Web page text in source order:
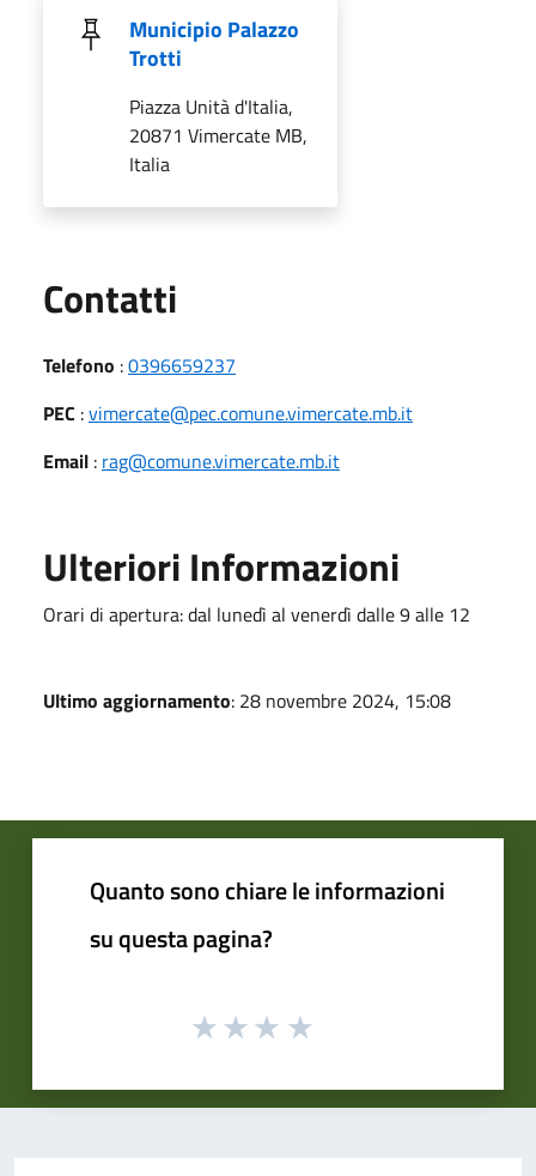
Municipio Palazzo
Trotti
Piazza Unità d'Italia,
20871 Vimercate MB,
Italia
Contatti
Telefono :0396659237
PEC :vimercate@pec.comune.vimercate.mb.it
Email : rag@comune.vimercate.mb.it
Ulteriori Informazioni
Orari di apertura: dal lunedì al venerdì dalle 9 alle 12
Ultimo aggiornamento: 28 novembre 2024, 15:08
Quanto sono chiare le informazioni
su questa pagina?